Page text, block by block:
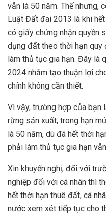
vẫn là 50 năm. Thế nhưng,
Luật Đất đai 2013 là khi
có giấy chứng nhận
dụng đất theo thời hạn quy
làm thủ tục gia hạn. Đây là
2024 nhằm tạo thuận lợi
chính không cần thiết.
Vì vậy, trường hợp của bạn
rừng sản xuất, trong hạn
là 50 năm, dù đã hết thời
phải làm thủ tục gia hạn
Xin khuyến nghị, đối với
nghiệp đối với cá nhân thì
hết thời hạn thuê đất, cá
nước xem xét tiếp tục cho